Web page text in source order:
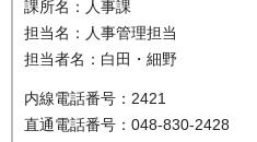
課所名：人事課
担当名：人事管理担当
担当者名：白田・細野
内線電話番号：2421
直通電話番号：048-830-2428